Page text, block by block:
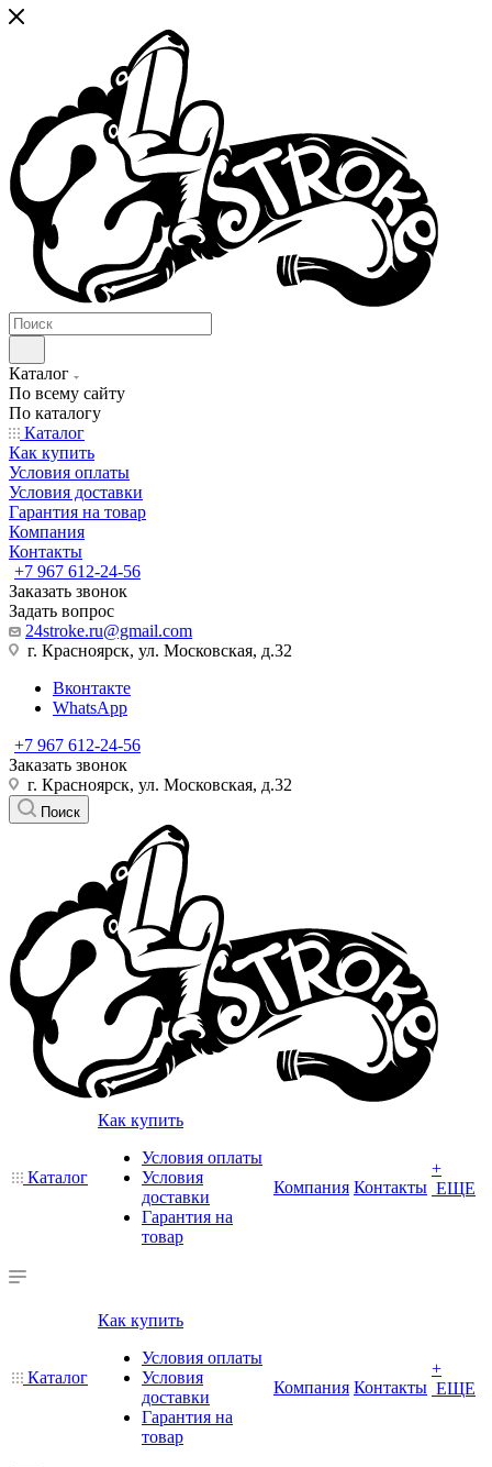
Каталог
По всему сайту
По каталогу
Каталог
Как купить
Условия оплаты
Условия доставки
Гарантия на товар
Компания
Контакты
+7 967 612-24-56
Заказать звонок
Задать вопрос
24stroke.ru@gmail.com
г. Красноярск, ул. Московская, д.32
Вконтакте
WhatsApp
+7 967 612-24-56
Заказать звонок
г. Красноярск, ул. Московская, д.32
Поиск
Каталог
Как купить
Условия оплаты
Условия
доставки
Гарантия на
товар
Компания Контакты
+
ЕЩЕ
Каталог
Как купить
Условия оплаты
Условия
доставки
Гарантия на
товар
Компания Контакты
+
ЕЩЕ